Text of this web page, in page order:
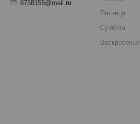
8758155@mail.ru
Пятница
Суббота
Воскресенье